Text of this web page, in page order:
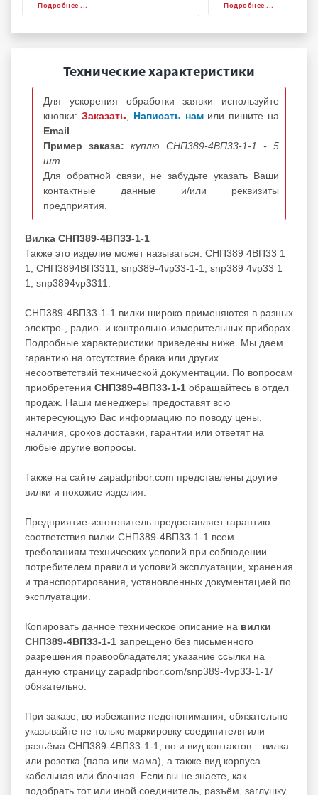
Подробнее ... Подробнее ...
Технические характеристики
Для ускорения обработки заявки используйте
кнопки: Заказать Написать нам или пишите на
Email
Пример заказа:
куплю СНП389-4ВП33-1-1 - 5
шт.
Для обратной связи, не забудьте указать Ваши
контактные данные и/или реквизиты
предприятия.
Вилка СНП389-4ВП33-1-1
Также это изделие может называться: СНП389 4ВП33 1
1, СНП3894ВП3311, snp389-4vp33-1-1, snp389 4vp33 1
1, snp3894vp3311.
СНП389-4ВП33-1-1 вилки широко применяются в разных
электро-, радио- и контрольно-измерительных приборах.
Подробные характеристики приведены ниже. Мы даем
гарантию на отсутствие брака или других
несоответствий технической документации. По вопросам
приобретения СНП389-4ВП33-1-1 обращайтесь в отдел
продаж. Наши менеджеры предоставят всю
интересующую Вас информацию по поводу цены,
наличия, сроков доставки, гарантии или ответят на
любые другие вопросы.
Также на сайте zapadpribor.com представлены другие
вилки и похожие изделия.
Предприятие-изготовитель предоставляет гарантию
соответствия вилки СНП389-4ВП33-1-1 всем
требованиям технических условий при соблюдении
потребителем правил и условий эксплуатации, хранения
и транспортирования, установленных документацией по
эксплуатации.
Копировать данное техническое описание на вилки
СНП389-4ВП33-1-1 запрещено без письменного
разрешения правообладателя; указание ссылки на
данную страницу zapadpribor.com/snp389-4vp33-1-1/
обязательно.
При заказе, во избежание недопонимания, обязательно
указывайте не только маркировку соединителя или
разъёма СНП389-4ВП33-1-1, но и вид контактов – вилка
или розетка (папа или мама), а также вид корпуса –
кабельная или блочная. Если вы не знаете, как
подобрать тот или иной соединитель, разъём, заглушку,